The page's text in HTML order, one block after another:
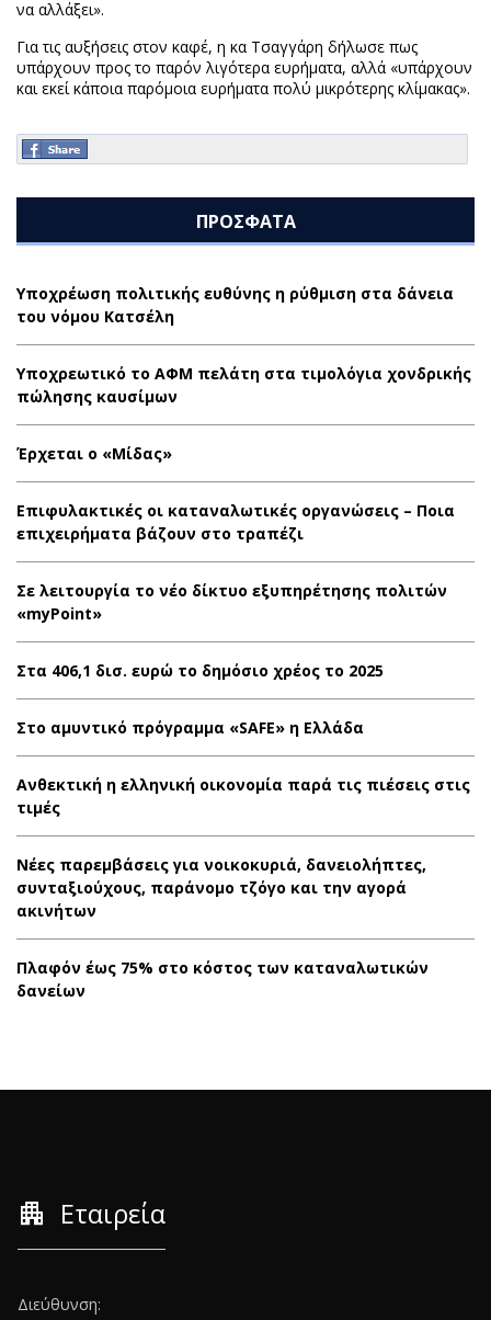
να αλλάξει».
Για τις αυξήσεις στον καφέ, η κα Τσαγγάρη δήλωσε πως
υπάρχουν προς το παρόν λιγότερα ευρήματα, αλλά «υπάρχουν
και εκεί κάποια παρόμοια ευρήματα πολύ μικρότερης κλίμακας».
ΠΡΟΣΦΑΤΑ
Υποχρέωση πολιτικής ευθύνης η ρύθμιση στα δάνεια
του νόμου Κατσέλη
Υποχρεωτικό το ΑΦΜ πελάτη στα τιμολόγια χονδρικής
πώλησης καυσίμων
Έρχεται ο «Μίδας»
Επιφυλακτικές οι καταναλωτικές οργανώσεις – Ποια
επιχειρήματα βάζουν στο τραπέζι
Σε λειτουργία το νέο δίκτυο εξυπηρέτησης πολιτών
«myPoint»
Στα 406,1 δισ. ευρώ το δημόσιο χρέος το 2025
Στο αμυντικό πρόγραμμα «SAFE» η Ελλάδα
Ανθεκτική η ελληνική οικονομία παρά τις πιέσεις στις
τιμές
Νέες παρεμβάσεις για νοικοκυριά, δανειολήπτες,
συνταξιούχους, παράνομο τζόγο και την αγορά
ακινήτων
Πλαφόν έως 75% στο κόστος των καταναλωτικών
δανείων
apartment Εταιρεία
Διεύθυνση: